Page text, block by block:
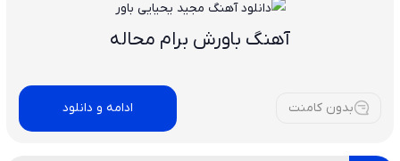
آهنگ باورش برام محاله
بدون کامنت ادامه و دانلود